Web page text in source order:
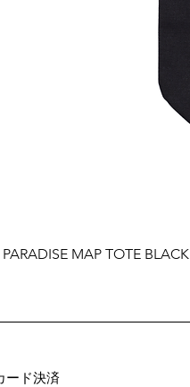
MAP TOTE BLACK
ード決済